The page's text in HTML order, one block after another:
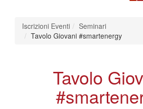
Iscrizioni Eventi
Seminari
Tavolo Giovani #smartenergy
Tavolo